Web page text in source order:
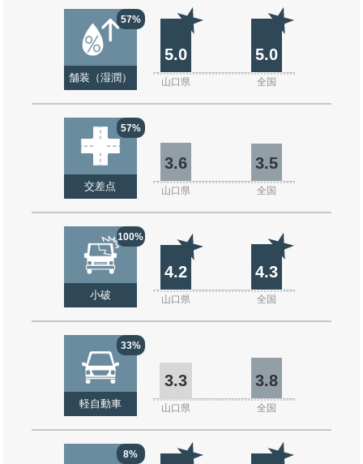
57%
舗装（湿潤）
5.0 5.0
山口県 全国
57%
交差点
3.6 3.5
山口県 全国
100%
小破
4.2 4.3
山口県 全国
33%
軽自動車
3.3 3.8
山口県 全国
8%